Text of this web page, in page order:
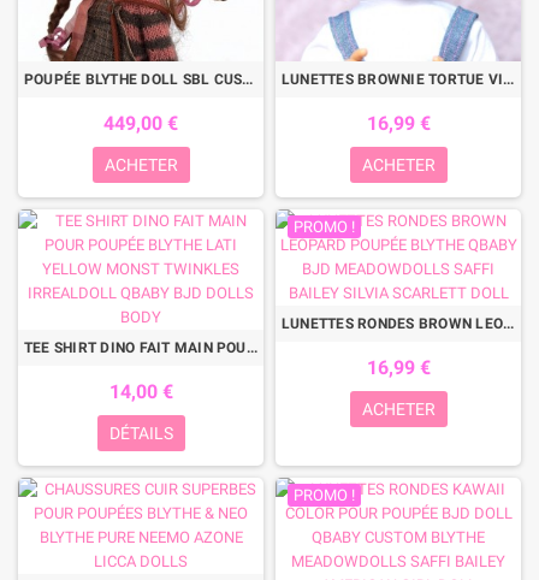
POUPÉE BLYTHE DOLL SBL CUSTOM BY SUGARCUSTOMDOLL ARTISTE FRANCAISE YEUX PUPPELINA + EXTRAS ...
449,00 €
ACHETER
LUNETTES BROWNIE TORTUE VINTAGE POUPÉE BJD DOLL QBABY CUSTOM BLYTHE MEADOWDOLLS SAFFI BAILEY AMERICAN GIRL DOLL
16,99 €
ACHETER
TEE SHIRT DINO FAIT MAIN POUR POUPÉE BLYTHE LATI YELLOW MONST TWINKLES IRREALDOLL QBABY BJD DOLLS BODY
14,00 €
DÉTAILS
PROMO !
LUNETTES RONDES BROWN LEOPARD POUPÉE BLYTHE QBABY BJD MEADOWDOLLS SAFFI BAILEY SILVIA SCARLETT DOLL
16,99 €
ACHETER
PROMO !